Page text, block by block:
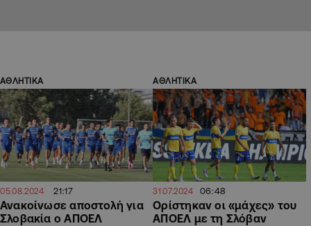
ΑΘΛΗΤΙΚΑ
05.08.2024 21:17
Ανακοίνωσε αποστολή για
Σλοβακία ο ΑΠΟΕΛ
ΑΘΛΗΤΙΚΑ
31.07.2024 06:48
Ορίστηκαν οι «μάχες» του
ΑΠΟΕΛ με τη Σλόβαν